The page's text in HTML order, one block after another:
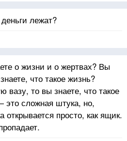
лежат?
о жизни и о жертвах? Вы
что такое жизнь?
вазу, то вы знаете, что такое
это сложная штука, но,
просто, как ящик.